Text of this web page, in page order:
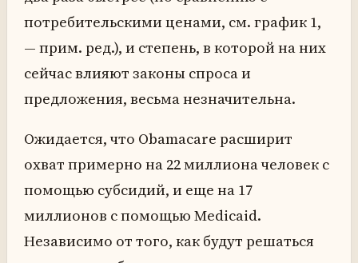
потребительскими ценами, см. график 1,
— прим. ред.), и степень, в которой на них
сейчас влияют законы спроса и
предложения, весьма незначительна.
Ожидается, что Obamacare расширит
охват примерно на 22 миллиона человек с
помощью субсидий, и еще на 17
миллионов с помощью Medicaid.
Независимо от того, как будут решаться